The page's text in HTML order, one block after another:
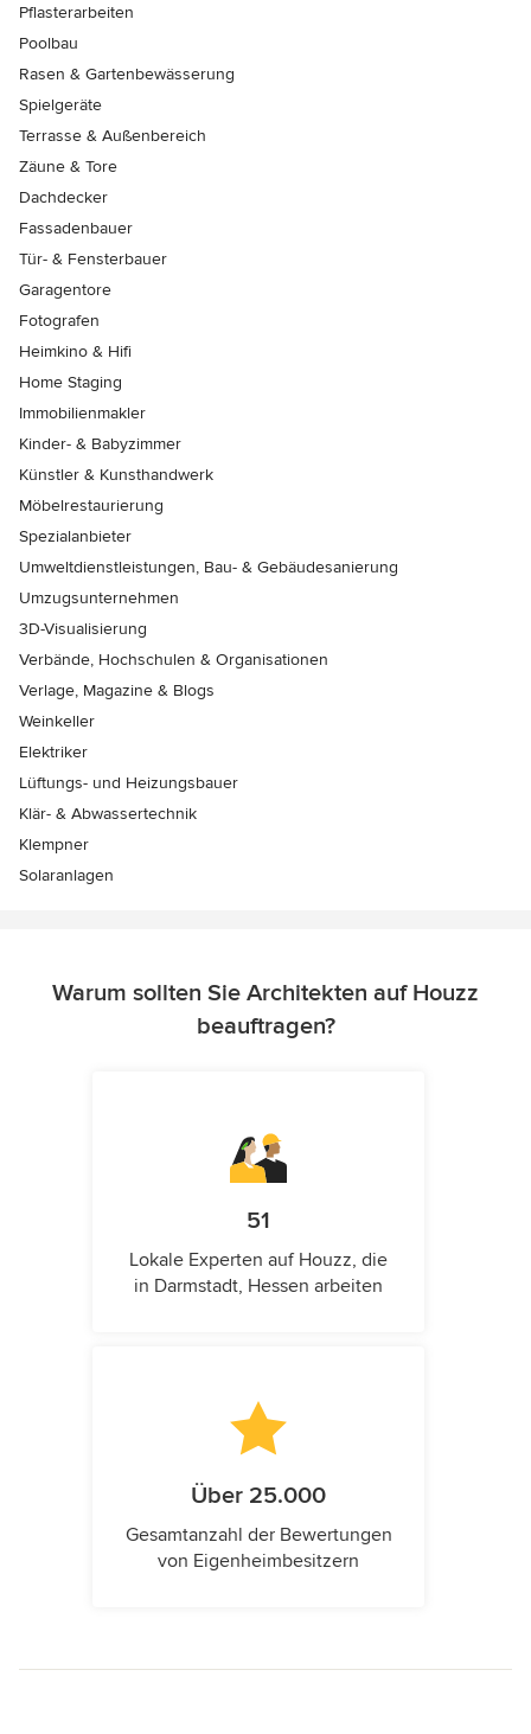
Pflasterarbeiten
Poolbau
Rasen & Gartenbewässerung
Spielgeräte
Terrasse & Außenbereich
Zäune & Tore
Dachdecker
Fassadenbauer
Tür- & Fensterbauer
Garagentore
Fotografen
Heimkino & Hifi
Home Staging
Immobilienmakler
Kinder- & Babyzimmer
Künstler & Kunsthandwerk
Möbelrestaurierung
Spezialanbieter
Umweltdienstleistungen, Bau- & Gebäudesanierung
Umzugsunternehmen
3D-Visualisierung
Verbände, Hochschulen & Organisationen
Verlage, Magazine & Blogs
Weinkeller
Elektriker
Lüftungs- und Heizungsbauer
Klär- & Abwassertechnik
Klempner
Solaranlagen
Warum sollten Sie Architekten auf Houzz
beauftragen?
51
Lokale Experten auf Houzz, die
in Darmstadt, Hessen arbeiten
Über 25.000
Gesamtanzahl der Bewertungen
von Eigenheimbesitzern